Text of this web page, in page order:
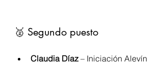
🥈 Segundo puesto
Claudia Díaz – Iniciación Alevín